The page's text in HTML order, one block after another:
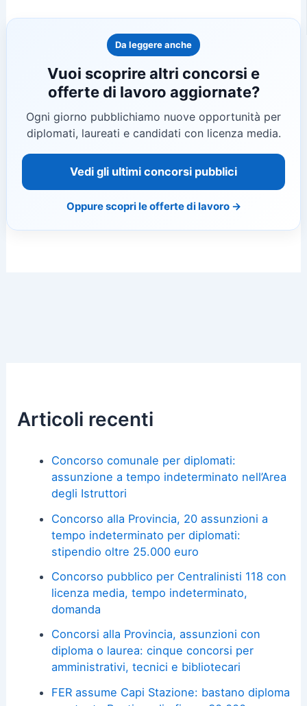
Da leggere anche
Vuoi scoprire altri concorsi e
offerte di lavoro aggiornate?
Ogni giorno pubblichiamo nuove opportunità per
diplomati, laureati e candidati con licenza media.
Vedi gli ultimi concorsi pubblici
Oppure scopri le offerte di lavoro →
Articoli recenti
Concorso comunale per diplomati:
assunzione a tempo indeterminato nell’Area
degli Istruttori
Concorso alla Provincia, 20 assunzioni a
tempo indeterminato per diplomati:
stipendio oltre 25.000 euro
Concorso pubblico per Centralinisti 118 con
licenza media, tempo indeterminato,
domanda
Concorsi alla Provincia, assunzioni con
diploma o laurea: cinque concorsi per
amministrativi, tecnici e bibliotecari
FER assume Capi Stazione: bastano diploma